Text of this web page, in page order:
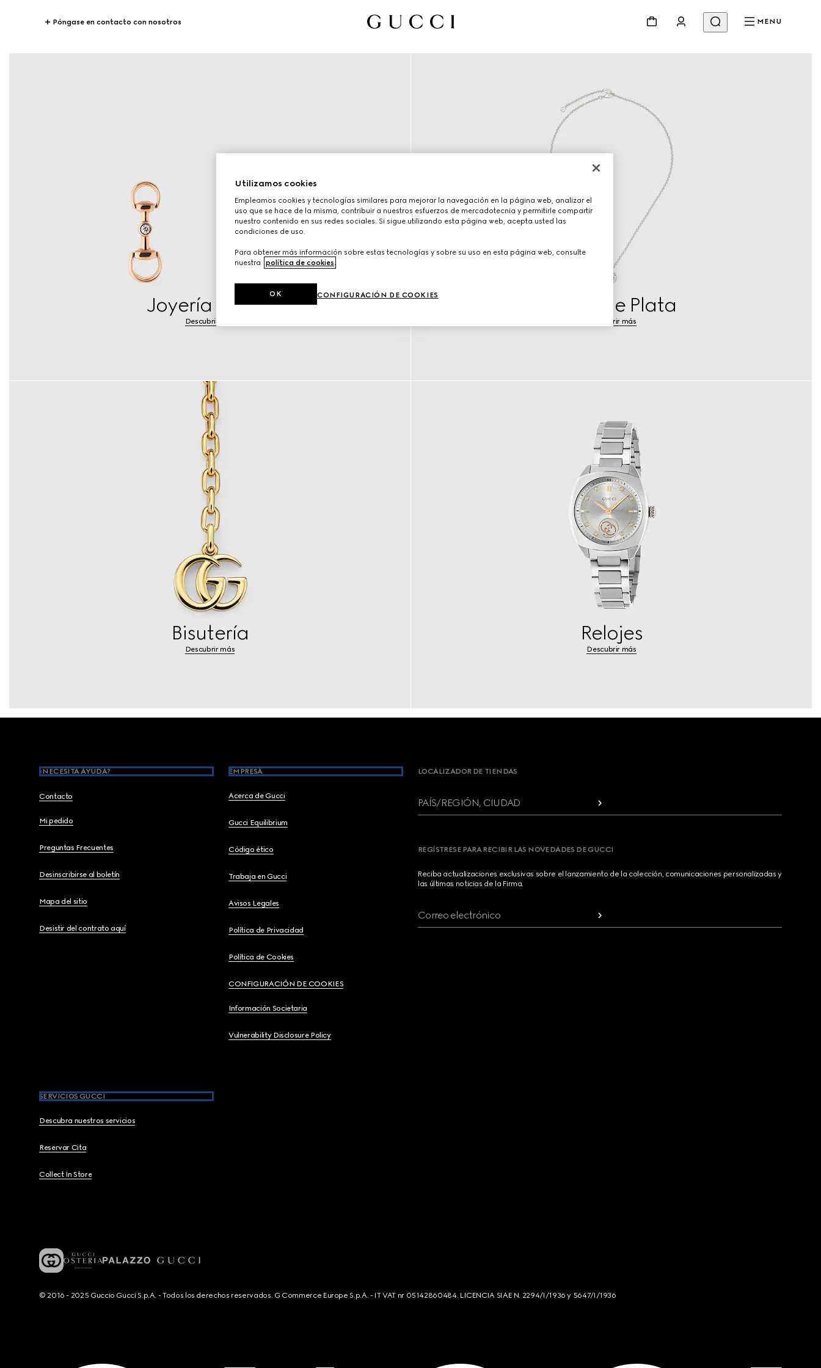
Póngase en contacto con nosotros MENU
Joyería de oro
Descubrir más
Joyas de Plata
Descubrir más
Bisutería
Descubrir más
Relojes
Descubrir más
Footer
¿NECESITA AYUDA?
Contacto
Mi pedido
Preguntas Frecuentes
Desinscribirse al boletín
Mapa del sitio
Desistir del contrato aquí
EMPRESA
Acerca de Gucci
Gucci Equilibrium
Código ético
Trabaja en Gucci
Avisos Legales
Política de Privacidad
Política de Cookies
CONFIGURACIÓN DE COOKIES
Información Societaria
Vulnerability Disclosure Policy
SERVICIOS GUCCI
Descubra nuestros servicios
Reservar Cita
Collect In Store
LOCALIZADOR DE TIENDAS
PAÍS/REGIÓN, CIUDAD
REGÍSTRESE PARA RECIBIR LAS NOVEDADES DE GUCCI
Reciba actualizaciones exclusivas sobre el lanzamiento de la colección, comunicaciones personalizadas y
las últimas noticias de la Firma.
Correo electrónico
© 2016 - 2025 Guccio Gucci S.p.A. - Todos los derechos reservados. G Commerce Europe S.p.A. - IT VAT nr 05142860484. LICENCIA SIAE N. 2294/I/1936 y 5647/I/1936
Utilizamos cookies
Empleamos cookies y tecnologías similares para mejorar la navegación en la página web, analizar el
uso que se hace de la misma, contribuir a nuestros esfuerzos de mercadotecnia y permitirle compartir
nuestro contenido en sus redes sociales. Si sigue utilizando esta página web, acepta usted las
condiciones de uso.
Para obtener más información sobre estas tecnologías y sobre su uso en esta página web, consulte
nuestra
política de cookies
CONFIGURACIÓN DE COOKIES
OK